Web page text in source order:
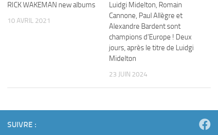
RICK WAKEMAN new albums
10 AVRIL 2021
Luidgi Midelton, Romain
Cannone, Paul Allègre et
Alexandre Bardent sont
champions d’Europe ! Deux
jours, après le titre de Luidgi
Midelton
23 JUIN 2024
SUIVRE :